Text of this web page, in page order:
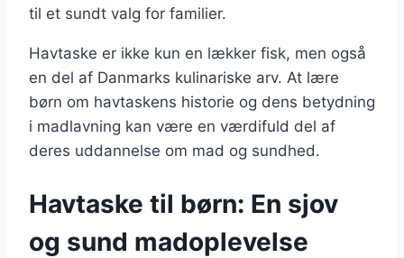
til et sundt valg for familier.
Havtaske er ikke kun en lækker fisk, men også
en del af Danmarks kulinariske arv. At lære
børn om havtaskens historie og dens betydning
i madlavning kan være en værdifuld del af
deres uddannelse om mad og sundhed.
Havtaske til børn: En sjov
og sund madoplevelse